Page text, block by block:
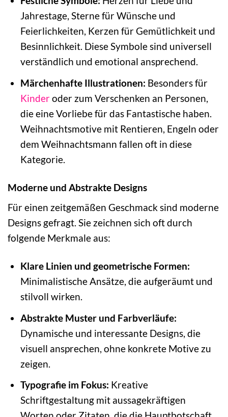
Jahrestage, Sterne für Wünsche und
Feierlichkeiten, Kerzen für Gemütlichkeit und
Besinnlichkeit. Diese Symbole sind universell
verständlich und emotional ansprechend.
Märchenhafte Illustrationen: Besonders für
Kinderoder zum Verschenken an Personen,
die eine Vorliebe für das Fantastische haben.
Weihnachtsmotive mit Rentieren, Engeln oder
dem Weihnachtsmann fallen oft in diese
Kategorie.
Moderne und Abstrakte Designs
Für einen zeitgemäßen Geschmack sind moderne
Designs gefragt. Sie zeichnen sich oft durch
folgende Merkmale aus:
Klare Linien und geometrische Formen:
Minimalistische Ansätze, die aufgeräumt und
stilvoll wirken.
Abstrakte Muster und Farbverläufe:
Dynamische und interessante Designs, die
visuell ansprechen, ohne konkrete Motive zu
zeigen.
Typografie im Fokus: Kreative
Schriftgestaltung mit aussagekräftigen